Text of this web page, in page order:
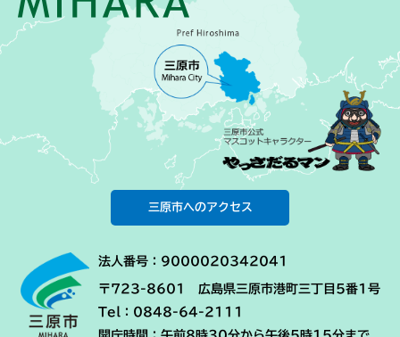
三原市へのアクセス
法人番号：9000020342041
〒723-8601 広島県三原市港町三丁目5番1号
Tel：0848-64-2111